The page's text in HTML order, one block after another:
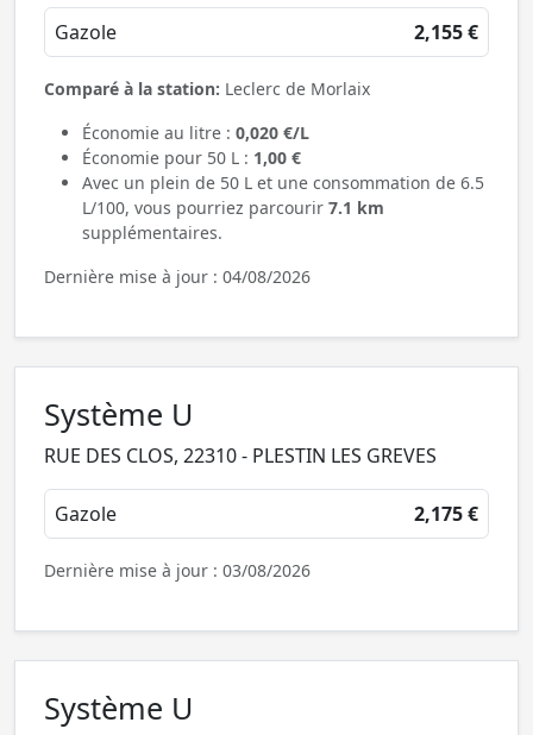
Gazole 2,155 €
Comparé à la station: Leclerc de Morlaix
Économie au litre : 0,020 €/L
Économie pour 50 L : 1,00 €
Avec un plein de 50 L et une consommation de 6.5
L/100, vous pourriez parcourir 7.1 km
supplémentaires.
Dernière mise à jour : 04/08/2026
Système U
RUE DES CLOS, 22310 - PLESTIN LES GREVES
Gazole 2,175 €
Dernière mise à jour : 03/08/2026
Système U